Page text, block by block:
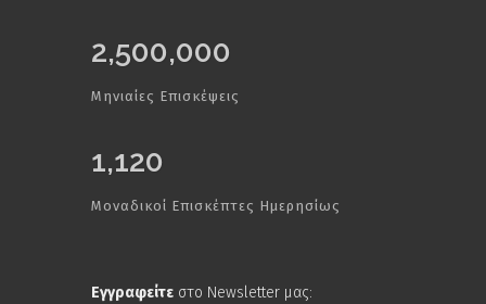
2,500,000
Μηνιαίες Επισκέψεις
1,120
Μοναδικοί Επισκέπτες Ημερησίως
Εγγραφείτε στο Newsletter μας: